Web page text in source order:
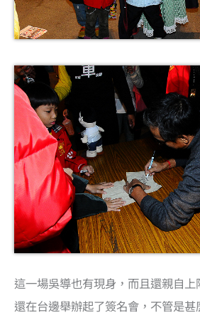
這一場吳導也有現身，而且還親自
還在台邊舉辦起了簽名會，不管是甚